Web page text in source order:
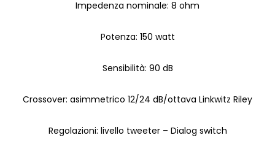
Impedenza nominale: 8 ohm
Potenza: 150 watt
Sensibilità: 90 dB
Crossover: asimmetrico 12/24 dB/ottava Linkwitz Riley
Regolazioni: livello tweeter – Dialog switch